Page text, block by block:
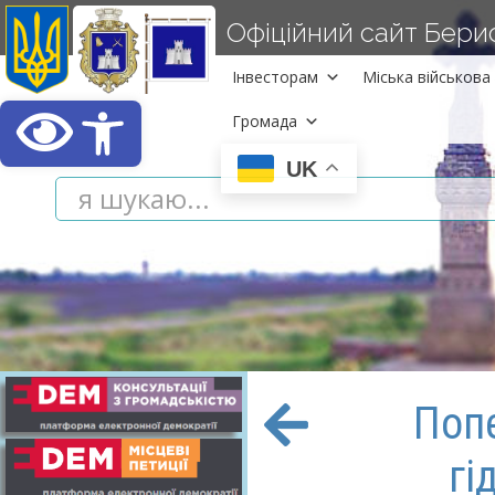
Відкрити Панель
Офіційний сайт
Інвесторам Міська військова
Громада
UK